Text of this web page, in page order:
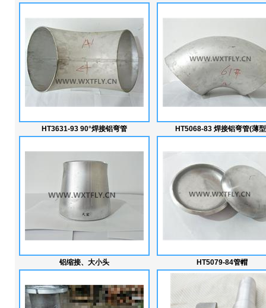
HT3631-93 90°焊接铝弯管 HT5068-83 焊接铝弯管(薄
铝缩接、大小头 HT5079-84管帽